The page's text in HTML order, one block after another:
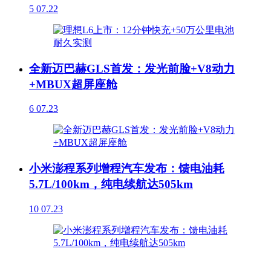
5 07.22
全新迈巴赫GLS首发：发光前脸+V8动力
+MBUX超屏座舱
6 07.23
小米澎程系列增程汽车发布：馈电油耗
5.7L/100km，纯电续航达505km
10 07.23